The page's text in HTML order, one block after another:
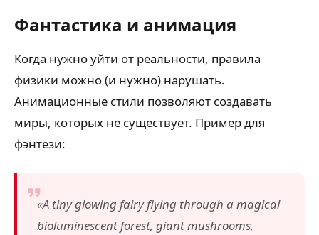
Фантастика и анимация
Когда нужно уйти от реальности, правила
физики можно (и нужно) нарушать.
Анимационные стили позволяют создавать
миры, которых не существует. Пример для
фэнтези:
«A tiny glowing fairy flying through a magical
bioluminescent forest, giant mushrooms,